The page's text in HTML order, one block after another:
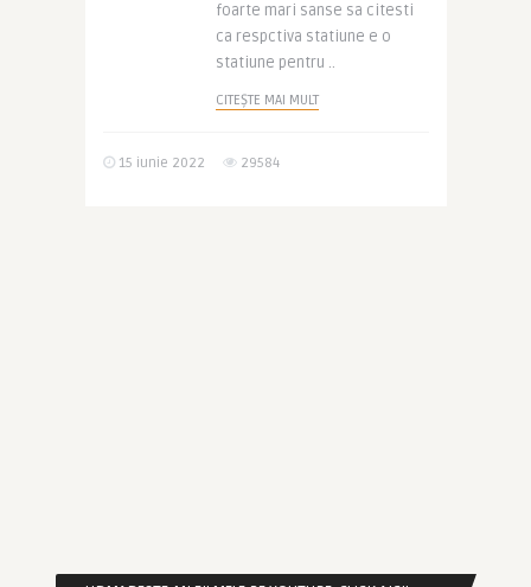
foarte mari sanse sa citesti
ca respctiva statiune e o
statiune pentru ..
CITEȘTE MAI MULT
15 iunie 2022 29584